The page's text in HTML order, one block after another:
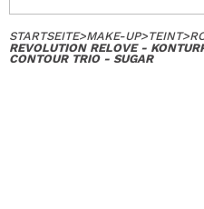
STARTSEITE>MAKE-UP>TEINT>
REVOLUTION RELOVE -
CONTOUR TRIO - SUGAR